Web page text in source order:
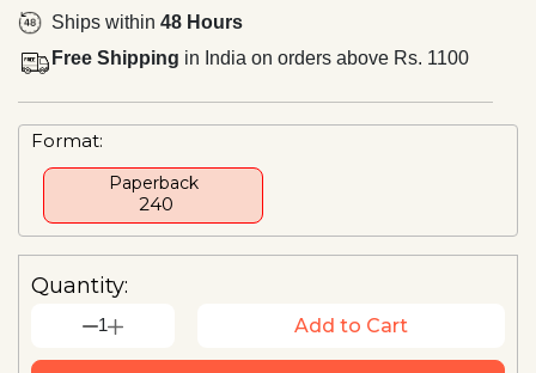
Ships within 48 Hours
Free Shipping in India on orders above Rs. 1100
Format:
Paperback
₹ 240
Quantity:
1 Add to Cart